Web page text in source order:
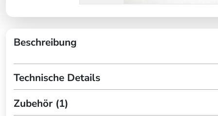
Beschreibung
Technische Details
Zubehör (1)